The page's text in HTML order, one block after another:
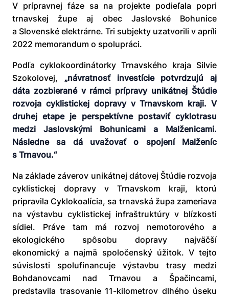
V prípravnej fáze sa na projekte podieľala popri
trnavskej župe aj obec Jaslovské Bohunice
a Slovenské elektrárne. Tri subjekty uzatvorili v apríli
2022 memorandum o spolupráci.
Podľa cyklokoordinátorky Trnavského kraja Silvie
Szokolovej, „návratnosť investície potvrdzujú aj
dáta zozbierané v rámci prípravy unikátnej Štúdie
rozvoja cyklistickej dopravy v Trnavskom kraji. V
druhej etape je perspektívne postaviť cyklotrasu
medzi Jaslovskými Bohunicami a Malženicami.
Následne sa dá uvažovať o spojení Malženíc
s Trnavou.“
Na základe záverov unikátnej dátovej Štúdie rozvoja
cyklistickej dopravy v Trnavskom kraji, ktorú
pripravila Cyklokoalícia, sa trnavská župa zameriava
na výstavbu cyklistickej infraštruktúry v blízkosti
sídiel. Práve tam má rozvoj nemotorového a
ekologického spôsobu dopravy najväčší
ekonomický a najmä spoločenský úžitok. V tejto
súvislosti spolufinancuje výstavbu trasy medzi
Bohdanovcami nad Trnavou a Špačincami,
predstavila trasovanie 11-kilometrov dlhého úseku